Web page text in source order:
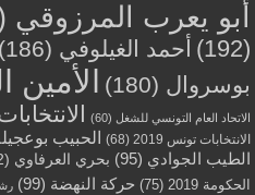
أبو يعرب المرزوقي
(192)
أحمد الغيلوفي (186)
بوسروال (180) الأمين
الاتحاد العام التونسي للشغل (60) الانتخابات
الانتخابات تونس 2019 (68) الحبيب
الطيب الجوادي (95) بحري العرفاوي (82)
الحكومة 2019
(75) حركة النهضة (99)